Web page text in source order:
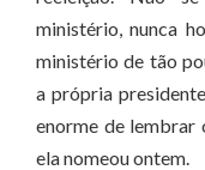
ministério, nunca
ministério de tão
a própria
enorme de lembrar
ela nomeou ontem.